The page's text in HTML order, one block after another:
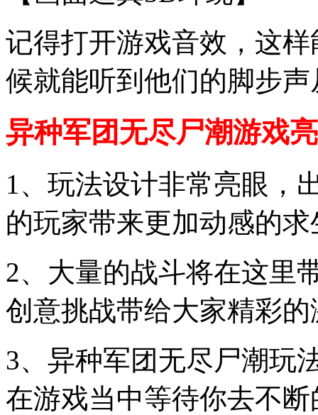
记得打开游戏音效，这
候就能听到他们的脚步
异种军团无尽尸潮游戏
1、玩法设计非常亮眼，
的玩家带来更加动感的
2、大量的战斗将在这里
创意挑战带给大家精彩的
3、异种军团无尽尸潮玩
在游戏当中等待你去不